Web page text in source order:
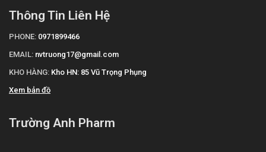
Thông Tin Liên Hệ
PHONE: 0971899466
EMAIL: nvtruong17@gmail.com
KHO HÀNG: Kho HN: 85 Vũ Trọng Phụng
Xem bản đồ
Trường Anh Pharm